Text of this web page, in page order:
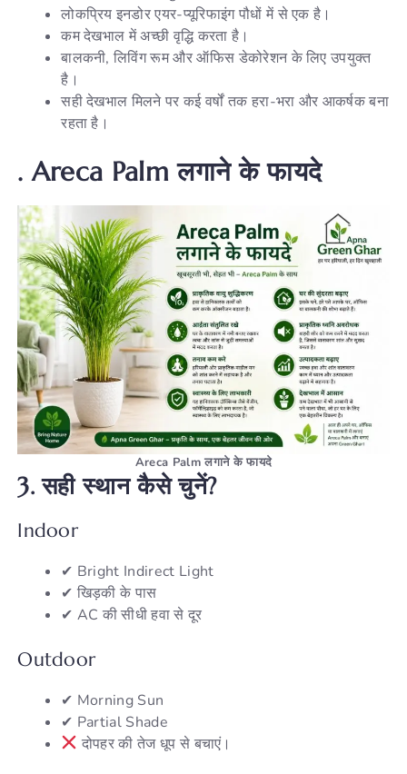
लोकप्रिय इनडोर एयर-प्यूरिफाइंग पौधों में से एक है।
कम देखभाल में अच्छी वृद्धि करता है।
बालकनी, लिविंग रूम और ऑफिस डेकोरेशन के लिए उपयुक्त
है।
सही देखभाल मिलने पर कई वर्षों तक हरा-भरा और आकर्षक बना
रहता है।
. Areca Palmलगानेकेफायदे
Areca Palm लगाने के फायदे
3.सहीस्थानकैसेचुनें?
Indoor
✔ Bright Indirect Light
✔ खिड़की के पास
✔ AC की सीधी हवा से दूर
Outdoor
✔ Morning Sun
✔ Partial Shade
दोपहर की तेज धूप से बचाएं।